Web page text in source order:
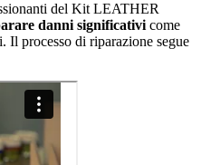
del Kit LEATHER
danni significativi come
Il processo di riparazione segue